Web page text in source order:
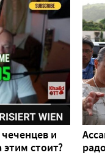
и
этим стоит?